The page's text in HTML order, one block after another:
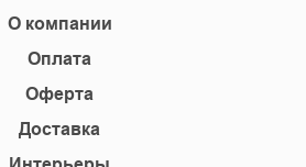
О компании
Оплата
Оферта
Доставка